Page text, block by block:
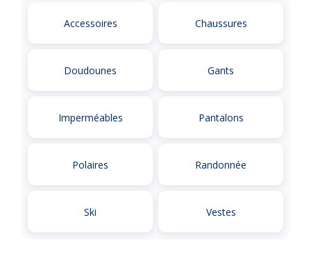
Accessoires Chaussures
Doudounes Gants
Imperméables Pantalons
Polaires Randonnée
Ski Vestes